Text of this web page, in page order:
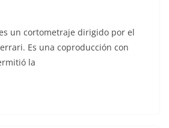
un cortometraje dirigido por el
Es una coproducción con
la